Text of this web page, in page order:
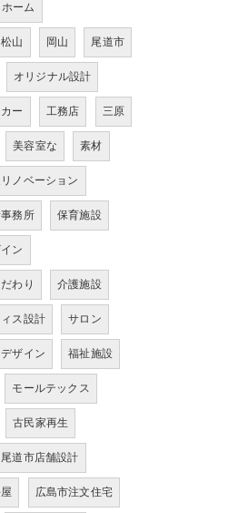
ーム
松山 岡山 尾道市
オリジナル設計
ー 工務店 三原
美容室な 素材
ノベーション
務所 保育施設
ン
わり 介護施設
ス設計 サロン
ザイン 福祉施設
モールテックス
古民家再生
尾道市店舗設計
広島市注文住宅